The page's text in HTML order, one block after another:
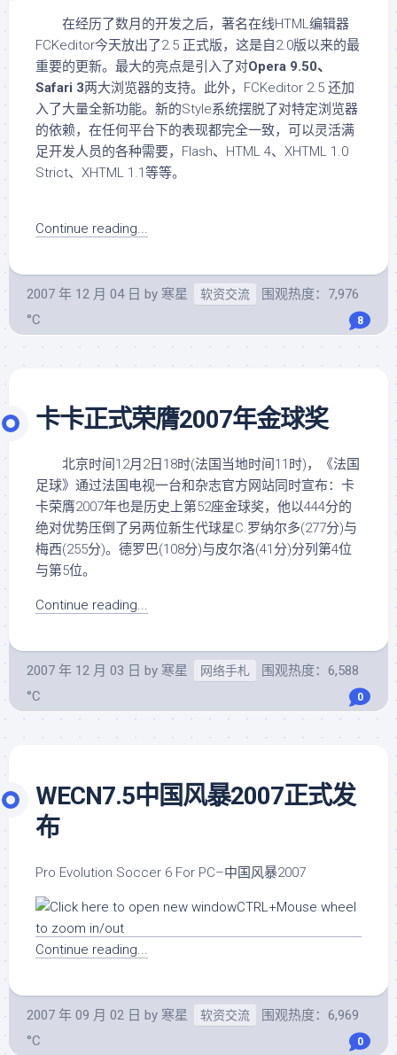
在经历了数月的开发之后，著名在线HTML编辑器
FCKeditor今天放出了2.5 正式版，这是自2.0版以来的最
重要的更新。最大的亮点是引入了对Opera 9.50、
Safari 3两大浏览器的支持。此外，FCKeditor 2.5 还加
入了大量全新功能。新的Style系统摆脱了对特定浏览器
的依赖，在任何平台下的表现都完全一致，可以灵活满
足开发人员的各种需要，Flash、HTML 4、XHTML 1.0
Strict、XHTML 1.1等等。
Continue reading...
2007 年 12 月 04 日 by 寒星 软资交流
围观热度：7,976
°C
8
卡卡正式荣膺2007年金球奖
北京时间12月2日18时(法国当地时间11时)，《法国
足球》通过法国电视一台和杂志官方网站同时宣布：卡
卡荣膺2007年也是历史上第52座金球奖，他以444分的
绝对优势压倒了另两位新生代球星C.罗纳尔多(277分)与
梅西(255分)。德罗巴(108分)与皮尔洛(41分)分列第4位
与第5位。
Continue reading...
2007 年 12 月 03 日 by 寒星 网络手札
围观热度：6,588
°C
0
WECN7.5中国风暴2007正式发
布
Pro Evolution Soccer 6 For PC–中国风暴2007
Continue reading...
2007 年 09 月 02 日 by 寒星 软资交流
围观热度：6,969
°C
0